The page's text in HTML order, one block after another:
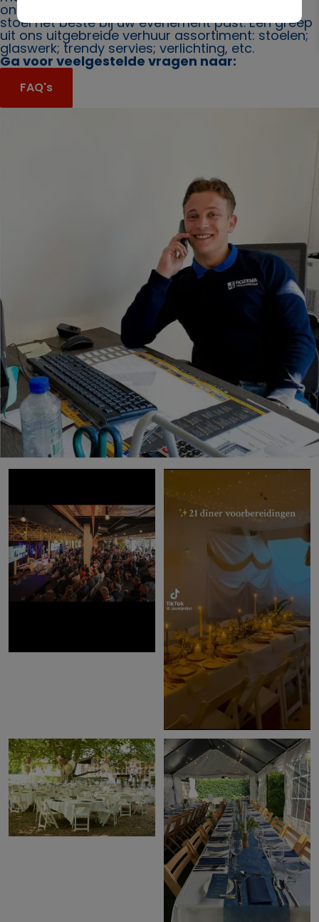
ons. Ook bieden wij u graag advies over welke
stoel het beste bij uw evenement past. Een greep
uit ons uitgebreide verhuur assortiment: stoelen;
glaswerk; trendy servies; verlichting, etc.
Ga voor veelgestelde vragen naar:
FAQ's